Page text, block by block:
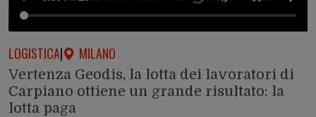
LOGISTICA| MILANO
Vertenza Geodis, la lotta dei lavoratori di
Carpiano ottiene un grande risultato: la
lotta paga